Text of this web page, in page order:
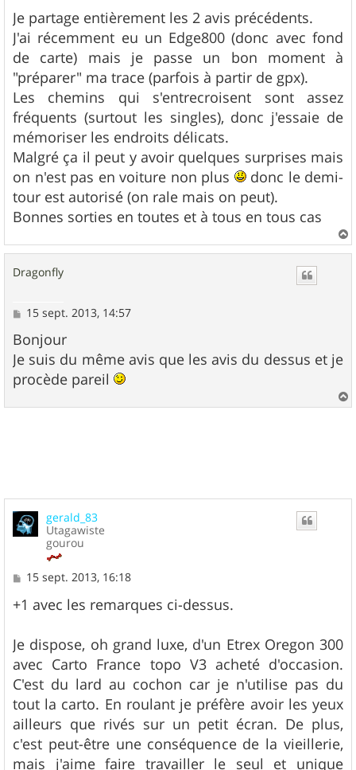
s
s
a
g
e
Je partage entièrement les 2 avis précédents.
J'ai récemment eu un Edge800 (donc avec fond
de carte) mais je passe un bon moment à
"préparer" ma trace (parfois à partir de gpx).
Les chemins qui s'entrecroisent sont assez
fréquents (surtout les singles), donc j'essaie de
mémoriser les endroits délicats.
Malgré ça il peut y avoir quelques surprises mais
on n'est pas en voiture non plus
donc le demi-
tour est autorisé (on rale mais on peut).
Bonnes sorties en toutes et à tous en tous cas
a
Dragonfly
M
s
s
a
g
e
15 sept. 2013, 14:57
Bonjour
Je suis du même avis que les avis du dessus et je
procède pareil
a
gerald_83
Utagawiste
gourou
M
s
s
g
e
15 sept. 2013, 16:18
+1 avec les remarques ci-dessus.
Je dispose, oh grand luxe, d'un Etrex Oregon 300
avec Carto France topo V3 acheté d'occasion.
C'est du lard au cochon car je n'utilise pas du
tout la carto. En roulant je préfère avoir les yeux
ailleurs que rivés sur un petit écran. De plus,
c'est peut-être une conséquence de la vieillerie,
mais j'aime faire travailler le seul et unique